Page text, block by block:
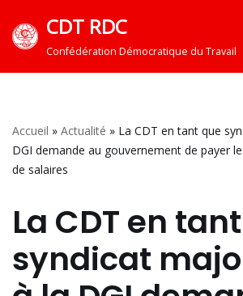
Aller
CDT RDC
Confédération Démocratique du Travail
Accueil » Actualité » La CDT en tant que
DGI demande au gouvernement de payer
de salaires
La CDT en
syndicat